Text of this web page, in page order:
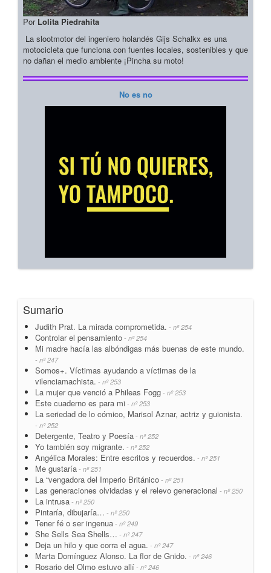
Por Lolita Piedrahita
La slootmotor del ingeniero holandés Gijs Schalkx es una
motocicleta que funciona con fuentes locales, sostenibles y que
no dañan el medio ambiente ¡Pincha su moto!
No es no
Sumario
Judith Prat. La mirada comprometida. - nº 254
Controlar el pensamiento - nº 254
Mi madre hacía las albóndigas más buenas de este mundo.
- nº 247
Somos+. Víctimas ayudando a víctimas de la
vilenciamachista. - nº 253
La mujer que venció a Phileas Fogg - nº 253
Este cuaderno es para mi - nº 253
La seriedad de lo cómico, Marisol Aznar, actriz y guionista.
- nº 252
Detergente, Teatro y Poesía - nº 252
Yo también soy migrante. - nº 252
Angélica Morales: Entre escritos y recuerdos. - nº 251
Me gustaría - nº 251
La “vengadora del Imperio Británico - nº 251
Las generaciones olvidadas y el relevo generacional - nº 250
La intrusa - nº 250
Pintaría, dibujaría… - nº 250
Tener fé o ser ingenua - nº 249
She Sells Sea Shells… - nº 247
Deja un hilo y que corra el agua. - nº 247
Marta Domínguez Alonso. La flor de Gnido. - nº 246
Rosario del Olmo estuvo allí - nº 246